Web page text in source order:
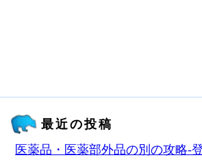
最近の投稿
医薬品・医薬部外品の別の攻略‐